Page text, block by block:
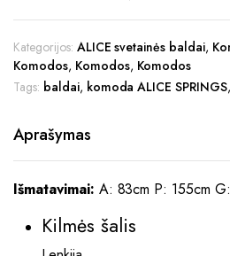
Kategorijos: ALICE svetainės baldai,
Komodos, Komodos, Komodos
Tags: baldai, komoda ALICE SPRINGS,
Aprašymas
Išmatavimai: A: 83cm P: 155cm
Kilmės šalis